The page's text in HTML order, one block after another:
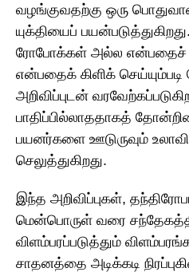
வழங்குவதற்கு ஒரு
யுக்தியைப்
ரோபோக்கள் அல்ல என்பதைச்
என்பதைக் கிளிக்
அறிவிப்புடன்
பாதிப்பில்லாததாகத்
பயனர்களை ஊடுருவும் உலாவி
செலுத்துகிறது.
இந்த அறிவிப்புகள்,
மென்பொருள் வரை
விளம்பரப்படுத்தும்
சாதனத்தை அடிக்கடி